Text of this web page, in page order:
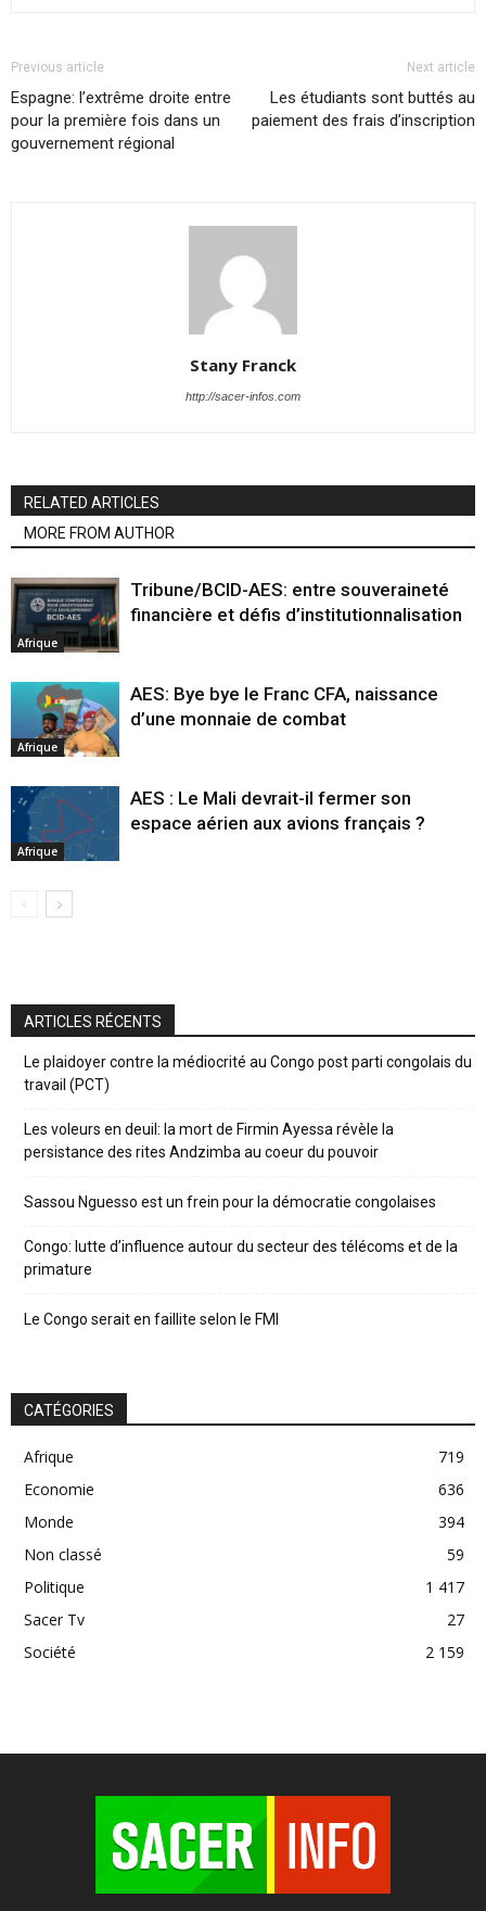
Previous article
Espagne: l’extrême droite entre
pour la première fois dans un
gouvernement régional
Next article
Les étudiants sont buttés au
paiement des frais d’inscription
Stany Franck
http://sacer-infos.com
RELATED ARTICLES
MORE FROM AUTHOR
Afrique
Tribune/BCID-AES: entre souveraineté
financière et défis d’institutionnalisation
Afrique
AES: Bye bye le Franc CFA, naissance
d’une monnaie de combat
Afrique
AES : Le Mali devrait-il fermer son
espace aérien aux avions français ?
ARTICLES RÉCENTS
Le plaidoyer contre la médiocrité au Congo post parti congolais du
travail (PCT)
Les voleurs en deuil: la mort de Firmin Ayessa révèle la
persistance des rites Andzimba au coeur du pouvoir
Sassou Nguesso est un frein pour la démocratie congolaises
Congo: lutte d’influence autour du secteur des télécoms et de la
primature
Le Congo serait en faillite selon le FMI
CATÉGORIES
Afrique
719
Economie
636
Monde
394
Non classé
59
Politique
1 417
Sacer Tv
27
Société
2 159